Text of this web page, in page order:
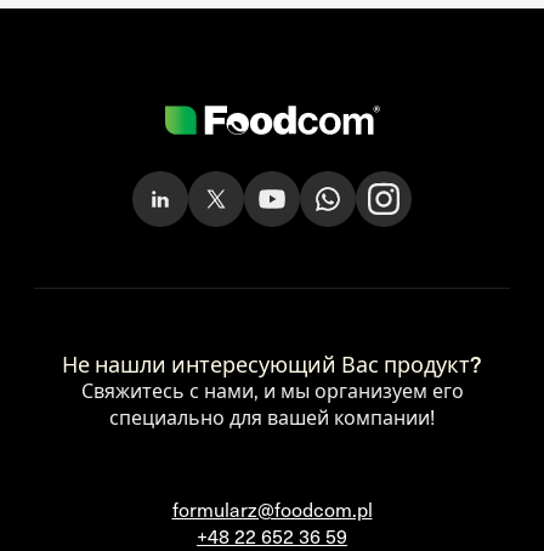
Не нашли интересующий Вас продукт?
Свяжитесь с нами, и мы организуем его
специально для вашей компании!
formularz@foodcom.pl
+48 22 652 36 59